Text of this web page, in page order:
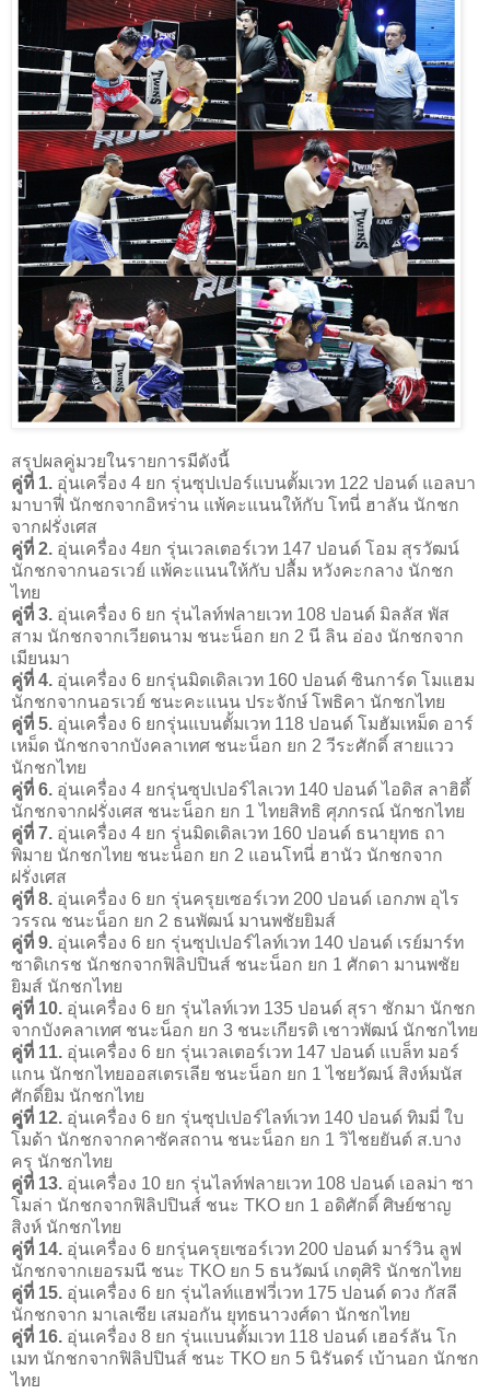
สรุปผลคู่มวยในรายการมีดังนี้
คู่ที่ 1. อุ่นเครี่อง 4 ยก รุ่นซุปเปอร์แบนตั้มเวท 122 ปอนด์ แอลบา
มาบาฟี่ นักชกจากอิหร่าน แพ้คะแนนให้กับ โทนี่ ฮาลัน นักชก
จากฝรั่งเศส
คู่ที่ 2. อุ่นเครื่อง 4ยก รุ่นเวลเตอร์เวท 147 ปอนด์ โอม สุรวัฒน์
นักชกจากนอรเวย์ แพ้คะแนนให้กับ ปลื้ม หวังคะกลาง นักชก
ไทย
คู่ที่ 3. อุ่นเครื่อง 6 ยก รุ่นไลท์ฟลายเวท 108 ปอนด์ มิลลัส พัส
สาม นักชกจากเวียดนาม ชนะน็อก ยก 2 นี ลิน อ่อง นักชกจาก
เมียนมา
คู่ที่ 4. อุ่นเครื่อง 6 ยกรุ่นมิดเดิลเวท 160 ปอนด์ ซินการ์ด โมแฮม
นักชกจากนอรเวย์ ชนะคะแนน ประจักษ์ โพธิคา นักชกไทย
คู่ที่ 5. อุ่นเครื่อง 6 ยกรุ่นแบนตั้มเวท 118 ปอนด์ โมฮัมเหม็ด อาร์
เหม็ด นักชกจากบังคลาเทศ ชนะน็อก ยก 2 วีระศักดิ์ สายแวว
นักชกไทย
คู่ที่ 6. อุ่นเครื่อง 4 ยกรุ่นซุปเปอร์ไลเวท 140 ปอนด์ ไอดิส ลาฮิดึ้
นักชกจากฝรั่งเศส ชนะน็อก ยก 1 ไทยสิทธิ ศุภกรณ์ นักชกไทย
คู่ที่ 7. อุ่นเครื่อง 4 ยก รุ่นมิดเดิลเวท 160 ปอนด์ ธนายุทธ ถา
พิมาย นักชกไทย ชนะน็อก ยก 2 แอนโทนี่ ฮานัว นักชกจาก
ฝรั่งเศส
คู่ที่ 8. อุ่นเครื่อง 6 ยก รุ่นครุยเซอร์เวท 200 ปอนด์ เอกภพ อุไร
วรรณ ชนะน็อก ยก 2 ธนพัฒน์ มานพชัยยิมส์
คู่ที่ 9. อุ่นเครื่อง 6 ยก รุ่นซุปเปอร์ไลท์เวท 140 ปอนด์ เรย์มาร์ท
ซาดิเกรช นักชกจากฟิลิปปินส์ ชนะน็อก ยก 1 ศักดา มานพชัย
ยิมส์ นักชกไทย
คู่ที่ 10. อุ่นเครื่อง 6 ยก รุ่นไลท์เวท 135 ปอนด์ สุรา ชักมา นักชก
จากบังคลาเทศ ชนะน็อก ยก 3 ชนะเกียรติ เชาวพัฒน์ นักชกไทย
คู่ที่ 11. อุ่นเครื่อง 6 ยก รุ่นเวลเตอร์เวท 147 ปอนด์ แบล็ท มอร์
แกน นักชกไทยออสเตรเลีย ชนะน็อก ยก 1 ไชยวัฒน์ สิงห์มนัส
ศักดิ์ยิม นักชกไทย
คุู่ที่ 12. อุ่นเครื่อง 6 ยก รุ่นซุปเปอร์ไลท์เวท 140 ปอนด์ ทิมมี่ ใบ
โมด้า นักชกจากคาซัคสถาน ชนะน็อก ยก 1 วิไชยยันต์ ส.บาง
ครุ นักชกไทย
คู่ที่ 13. อุ่นเครื่อง 10 ยก รุ่นไลท์ฟลายเวท 108 ปอนด์ เอลม่า ซา
โมล่า นักชกจากฟิลิปปินส์ ชนะ TKO ยก 1 อดิศักดิ์ ศิษย์ชาญ
สิงห์ นักชกไทย
คู่ที่ 14. อุ่นเครื่อง 6 ยกรุ่นครุยเซอร์เวท 200 ปอนด์ มาร์วิน ลูฟ
นักชกจากเยอรมนี ชนะ TKO ยก 5 ธนวัฒน์ เกตุศิริ นักชกไทย
คู่ที่ 15. อุ่นเครื่อง 6 ยก รุ่นไลท์แฮฟวี่เวท 175 ปอนด์ ดวง กัสลี
นักชกจาก มาเลเซีย เสมอกัน ยุทธนาวงศ์ดา นักชกไทย
คู่ที่ 16. อุ่นเครื่อง 8 ยก รุ่นแบนตั้มเวท 118 ปอนด์ เฮอร์ลัน โก
เมท นักชกจากฟิลิปปินส์ ชนะ TKO ยก 5 นิรันดร์ เบ้านอก นักชก
ไทย